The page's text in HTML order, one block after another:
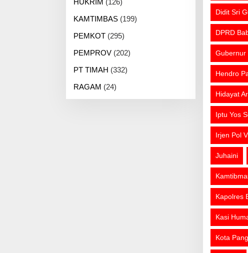
HUKRIM (126)
KAMTIMBAS (199)
PEMKOT (295)
PEMPROV (202)
PT TIMAH (332)
RAGAM (24)
Didit Sri
DPRD
Gubernur
Hendro
Hidayat
Iptu Yos
Irjen Pol
Juhaini
Kapolres
Kasi
Kota